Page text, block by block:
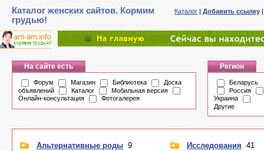
Каталог женских сайтов. Кормим
грудью!
Каталог | Добавить ссылку
На сайте есть
Форум Магазин Библиотека
Доска
объявлений
Каталог
Мобильная версия
Онлайн-консультация
Фотогалерея
Регион
Беларусь
Россия
Украина
Другие
Альтернативные роды 9 Исследования 41